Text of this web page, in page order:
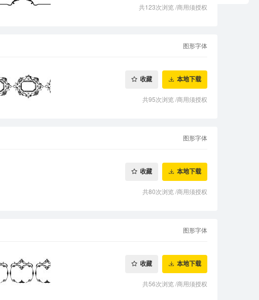
共123次浏览/商用须授权
图形字体
收藏 本地下载
共95次浏览/商用须授权
图形字体
收藏 本地下载
共80次浏览/商用须授权
图形字体
收藏 本地下载
共56次浏览/商用须授权